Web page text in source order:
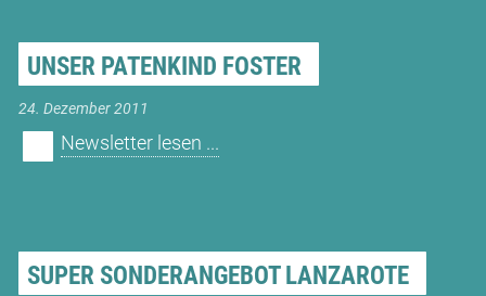
UNSER PATENKIND FOSTER
24. Dezember 2011
Newsletter lesen ...
SUPER SONDERANGEBOT LANZAROTE